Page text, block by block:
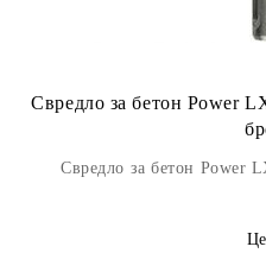
Свредло за бетон Power
Свредло за бетон Power